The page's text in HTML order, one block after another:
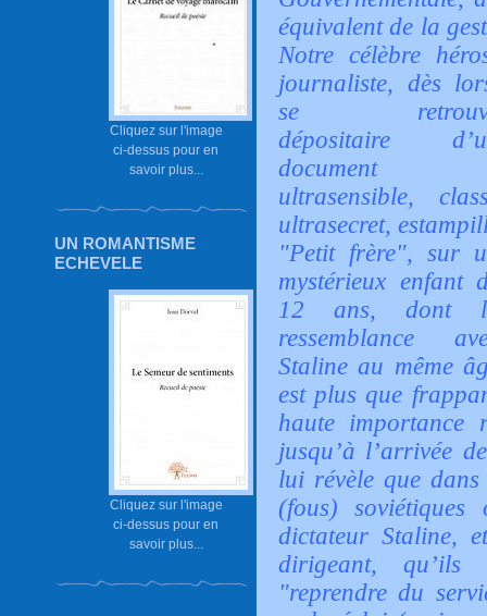
Cliquez sur l'image
ci-dessus pour en
savoir plus...
UN ROMANTISME
ECHEVELE
Cliquez sur l'image
ci-dessus pour en
savoir plus...
équivalent de la
Notre célèbre
journaliste, dès
se
dépositaire
document
ultrasensible,
ultrasecret,
"Petit frère", sur
mystérieux enfant
12 ans, dont
ressemblance
Staline au même
est plus que
haute importance
jusqu’à l’arrivée
lui révèle que
(fous)
dictateur Staline,
dirigeant,
"reprendre du